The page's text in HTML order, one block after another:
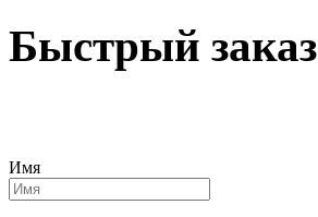
Быстрый заказ
Имя